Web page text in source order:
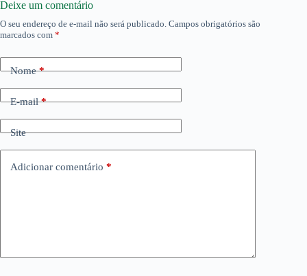
Deixe um comentário
O seu endereço de e-mail não será publicado. Campos obrigatórios são
marcados com *
Nome*
E-mail*
Site
Adicionar comentário *